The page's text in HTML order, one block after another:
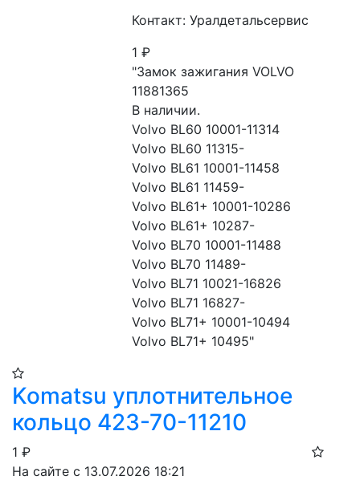
Контакт: Уралдетальсервис
1₽
"Замок зажигания VOLVO
11881365
В наличии.
Volvo BL60 10001-11314
Volvo BL60 11315-
Volvo BL61 10001-11458
Volvo BL61 11459-
Volvo BL61+ 10001-10286
Volvo BL61+ 10287-
Volvo BL70 10001-11488
Volvo BL70 11489-
Volvo BL71 10021-16826
Volvo BL71 16827-
Volvo BL71+ 10001-10494
Volvo BL71+ 10495"
Komatsu уплотнительное
кольцо 423-70-11210
1 ₽
На сайте с 13.07.2026 18:21